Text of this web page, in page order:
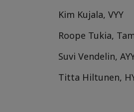
Kim Kujala, VYY
Roope Tukia,
Suvi Vendelin,
Titta Hiltunen,